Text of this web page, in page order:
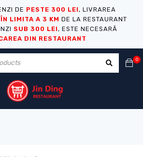
DE PESTE 300 LEI, LIVRAREA
LIMITA A 3 KM DE LA RESTAURANT
SUB 300 LEI, ESTE NECESARĂ
DIN RESTAURANT
0